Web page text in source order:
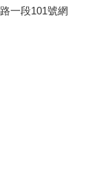
一段101號網